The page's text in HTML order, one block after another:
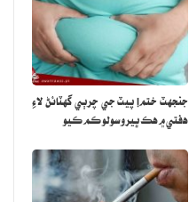
جنجهٽ ختم! پيٽ جي چرٻي گهٽائڻ لاءِ
هفتي ۾ هڪ ڀيرو سولو ڪم ڪيو